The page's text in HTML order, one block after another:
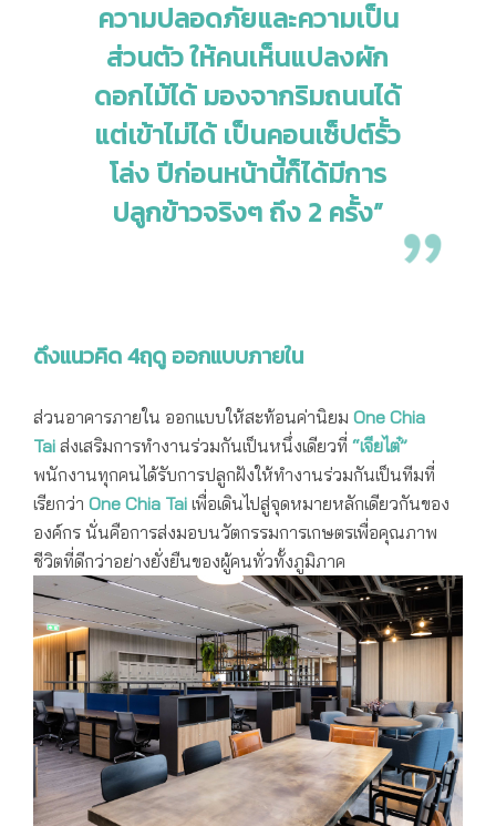
ความปลอดภัยและความเป็น
ส่วนตัว ให้คนเห็นแปลงผัก
ดอกไม้ได้ มองจากริมถนนได้
แต่เข้าไม่ได้ เป็นคอนเซ็ปต์รั้ว
โล่ง ปีก่อนหน้านี้ก็ได้มีการ
ปลูกข้าวจริงๆ ถึง 2 ครั้ง”
ดึงแนวคิด 4ฤดู ออกแบบภายใน
ส่วนอาคารภายใน ออกแบบให้สะท้อนค่านิยม One Chia
Tai ส่งเสริมการทำงานร่วมกันเป็นหนึ่งเดียวที่ “เจียไต๋”
พนักงานทุกคนได้รับการปลูกฝังให้ทำงานร่วมกันเป็นทีมที่
เรียกว่า One Chia Tai เพื่อเดินไปสู่จุดหมายหลักเดียวกันของ
องค์กร นั่นคือการส่งมอบนวัตกรรมการเกษตรเพื่อคุณภาพ
ชีวิตที่ดีกว่าอย่างยั่งยืนของผู้คนทั่วทั้งภูมิภาค